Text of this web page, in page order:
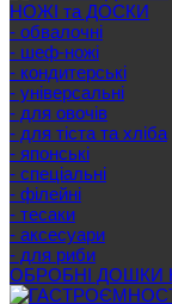
НОЖІ та ДОСКИ
- обвалочні
- шеф-ножі
- кондитерські
- універсальні
- для овочів
- для тіста та хліба
- японські
- спеціальні
- філейні
- тесаки
- аксесуари
- для риби
ОБРОБНІ ДОШКИ